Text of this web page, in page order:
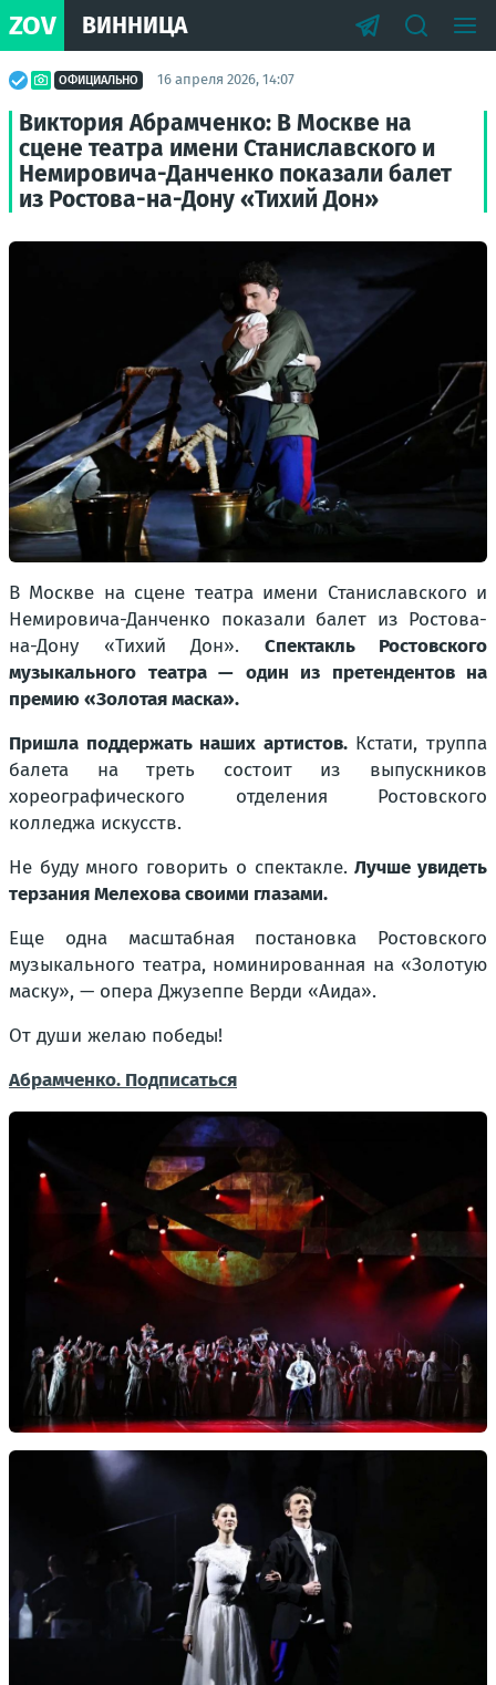
ZOV ВИННИЦА
ОФИЦИАЛЬНО 16 апреля 2026, 14:07
Виктория Абрамченко: В Москве на
сцене театра имени Станиславского и
Немировича-Данченко показали балет
из Ростова-на-Дону «Тихий Дон»
В Москве на сцене театра имени Станиславского и
Немировича-Данченко показали балет из Ростова-
на-Дону «Тихий Дон». Спектакль Ростовского
музыкального театра — один из претендентов на
премию «Золотая маска».
Пришла поддержать наших артистов.Кстати, труппа
балета на треть состоит из выпускников
хореографического отделения Ростовского
колледжа искусств.
Не буду много говорить о спектакле.Лучше увидеть
терзания Мелехова своими глазами.
Еще одна масштабная постановка Ростовского
музыкального театра, номинированная на «Золотую
маску», — опера Джузеппе Верди «Аида».
От души желаю победы!
Абрамченко. Подписаться